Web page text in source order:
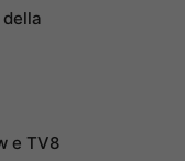
della
e TV8